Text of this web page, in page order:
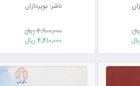
ناشر: نوپردازان
4٬900٬000 ریال
4٬410٬000 ریال